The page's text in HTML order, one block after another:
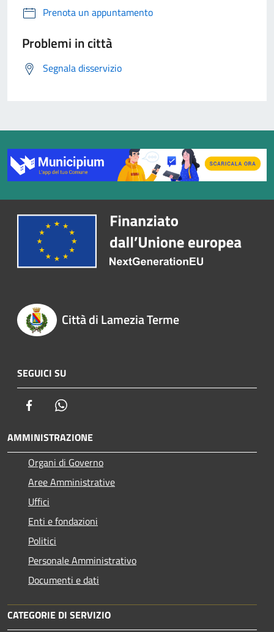
Prenota un appuntamento
Problemi in città
Segnala disservizio
Città di Lamezia Terme
SEGUICI SU
Facebook
AMMINISTRAZIONE
Organi di Governo
Aree Amministrative
Uffici
Enti e fondazioni
Politici
Personale Amministrativo
Documenti e dati
CATEGORIE DI SERVIZIO